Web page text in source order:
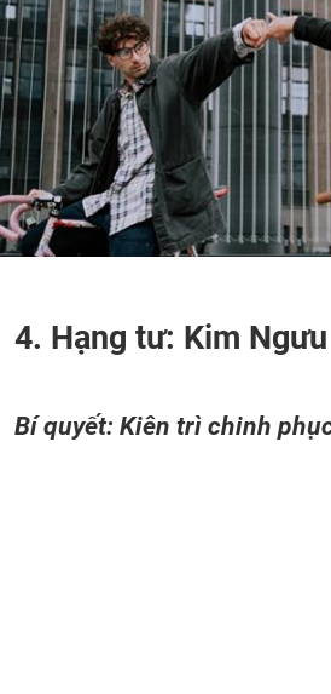
4. Hạng tư: Kim Ngưu
Bí quyết: Kiên trì chinh